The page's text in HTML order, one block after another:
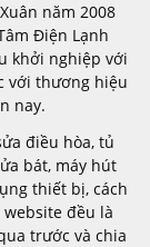
năm 2008
Điện Lạnh
khởi nghiệp với
với thương hiệu
nay.
điều hòa, tủ
bát, máy hút
thiết bị, cách
đều là
trước và chia